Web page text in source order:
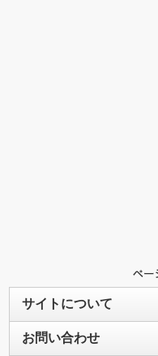
サイトについて
お問い合わせ